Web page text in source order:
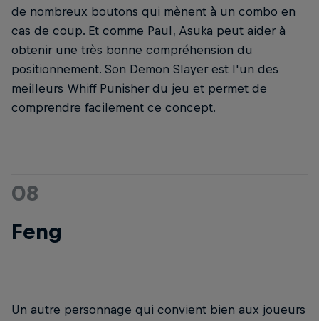
de nombreux boutons qui mènent à un combo en
cas de coup. Et comme Paul, Asuka peut aider à
obtenir une très bonne compréhension du
positionnement. Son Demon Slayer est l'un des
meilleurs Whiff Punisher du jeu et permet de
comprendre facilement ce concept.
08
Feng
Un autre personnage qui convient bien aux joueurs